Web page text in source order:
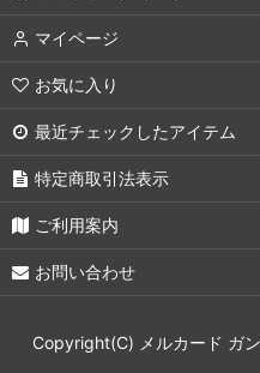
[ST10]Generation Pulse ジェネ
[GD04]Phantom Aria ファントム
[ST09]Destiny Ignition デスティ
[PC01A/PC02A]アッセンブルセ
[GD03]Steel Requiem スティー
マイページ
お気に入り
最近チェックしたアイテム
特定商取引法表示
ご利用案内
お問い合わせ
Copyright(C) メルカード ガ